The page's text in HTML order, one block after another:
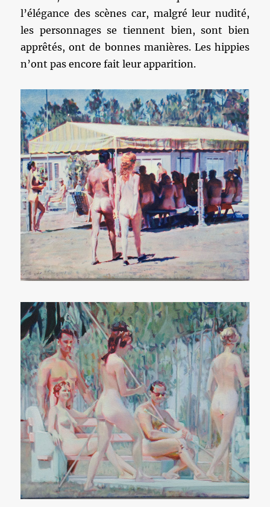
l’élégance des scènes car, malgré leur nudité,
les personnages se tiennent bien, sont bien
apprêtés, ont de bonnes manières. Les hippies
n’ont pas encore fait leur apparition.